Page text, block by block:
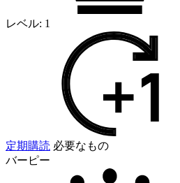
レベル: 1
定期購読 必要なもの
バーピー